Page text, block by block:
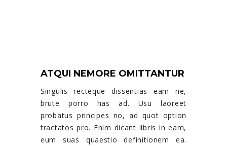
ATQUI NEMORE OMITTANTUR
Singulis recteque dissentias eam ne,
brute porro has ad. Usu laoreet
probatus principes no, ad quot option
tractatos pro. Enim dicant libris in eam,
eum suas quaestio definitionem ea.